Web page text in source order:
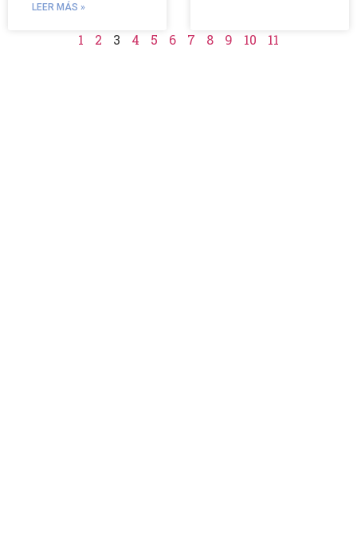
LEER MÁS »
1 2 3 4 5 6 7 8 9 10 11